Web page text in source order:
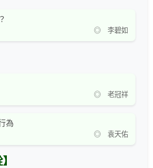
◎ 李碧如
◎ 老冠祥
為
◎ 袁天佑